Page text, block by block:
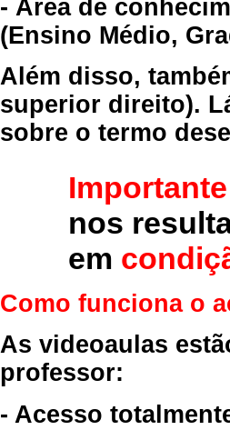
- Área de
(Ensino Médio,
Além disso,
superior direito).
sobre o termo
nos
em
Como funciona o
As videoaulas
professor:
- Acesso